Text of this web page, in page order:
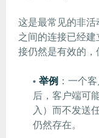
这是最常见的非
之间的连接已经
接仍然是有效的，
举例 ：一个
后，客户端可
入）而不发送
仍然存在。